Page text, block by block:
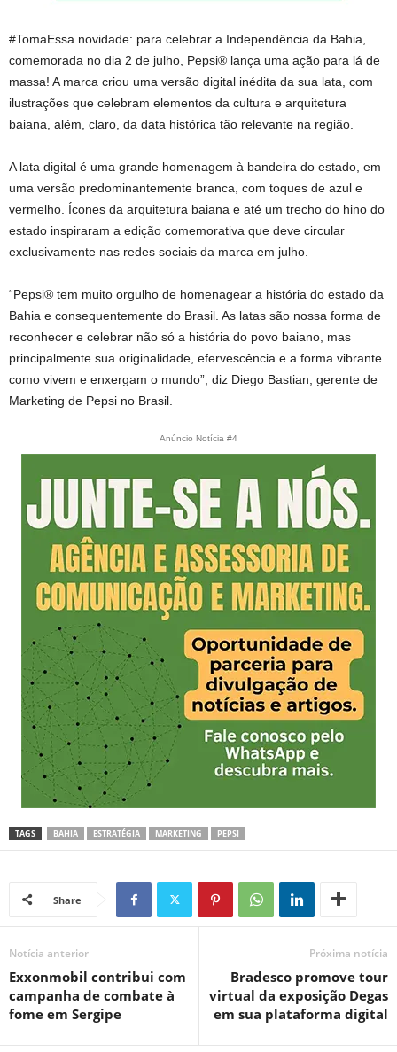
#TomaEssa novidade: para celebrar a Independência da Bahia,
comemorada no dia 2 de julho, Pepsi® lança uma ação para lá de
massa! A marca criou uma versão digital inédita da sua lata, com
ilustrações que celebram elementos da cultura e arquitetura
baiana, além, claro, da data histórica tão relevante na região.
A lata digital é uma grande homenagem à bandeira do estado, em
uma versão predominantemente branca, com toques de azul e
vermelho. Ícones da arquitetura baiana e até um trecho do hino do
estado inspiraram a edição comemorativa que deve circular
exclusivamente nas redes sociais da marca em julho.
“Pepsi® tem muito orgulho de homenagear a história do estado da
Bahia e consequentemente do Brasil. As latas são nossa forma de
reconhecer e celebrar não só a história do povo baiano, mas
principalmente sua originalidade, efervescência e a forma vibrante
como vivem e enxergam o mundo”, diz Diego Bastian, gerente de
Marketing de Pepsi no Brasil.
Anúncio Notícia #4
TAGS BAHIA ESTRATÉGIA MARKETING PEPSI
Share
Notícia anterior
Exxonmobil contribui com
campanha de combate à
fome em Sergipe
Próxima notícia
Bradesco promove tour
virtual da exposição Degas
em sua plataforma digital